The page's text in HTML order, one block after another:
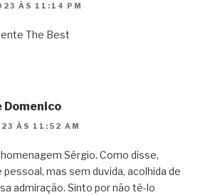
ÀS 11:14 PM
The Best
Domenico
ÀS 11:52 AM
Sérgio. Como disse,
mas sem duvida, acolhida de
admiração. Sinto por não tê-lo